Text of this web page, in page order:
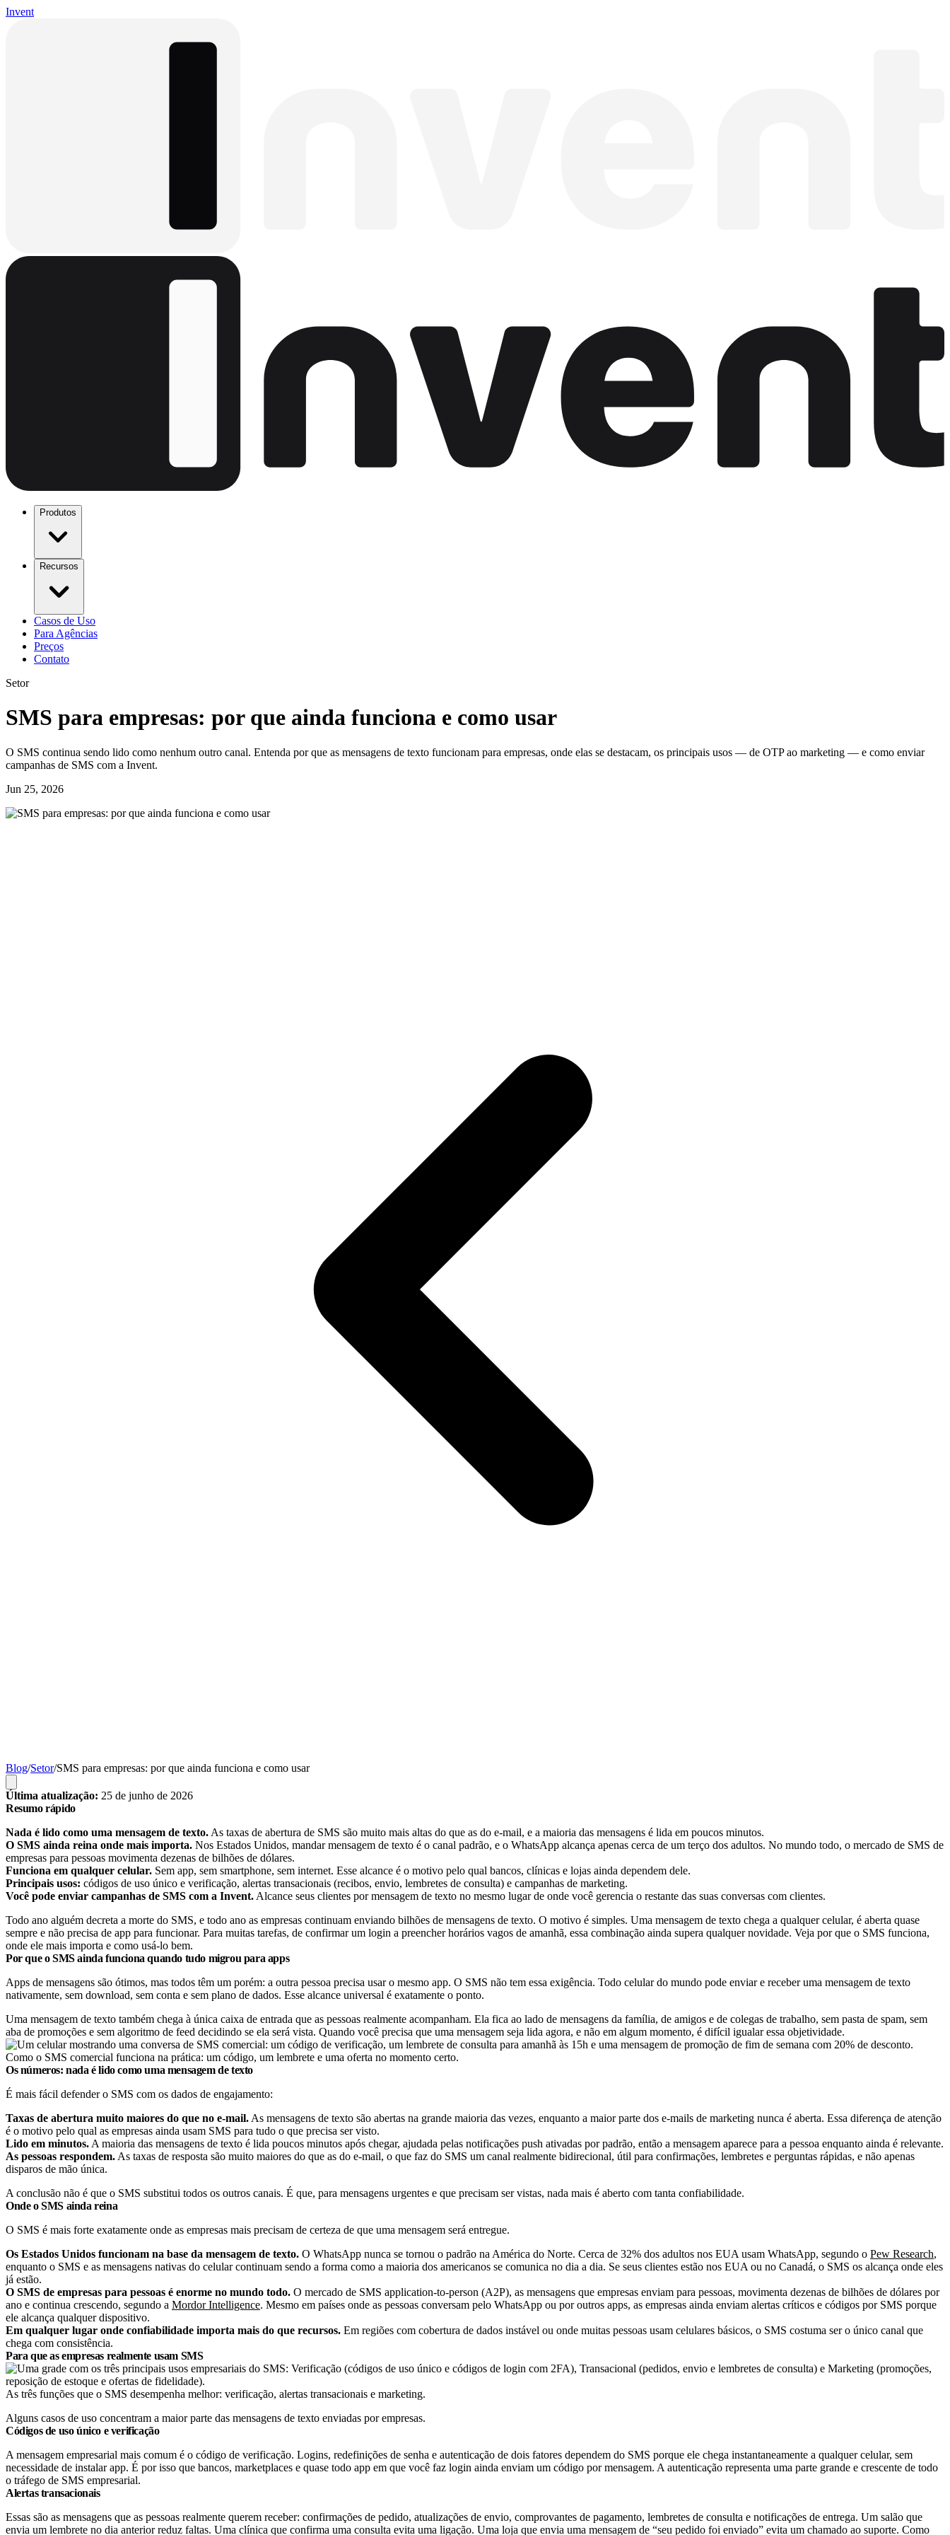
Invent
Produtos
Recursos
Casos de Uso
Para Agências
Preços
Contato
Setor
SMS para empresas: por que ainda funciona e como usar
O SMS continua sendo lido como nenhum outro canal. Entenda por que as mensagens de texto funcionam para empresas, onde elas se destacam, os principais usos — de OTP ao marketing — e como enviar
campanhas de SMS com a Invent.
Jun 25, 2026
Blog/Setor/SMS para empresas: por que ainda funciona e como usar
Última atualização: 25 de junho de 2026
Resumo rápido
Nada é lido como uma mensagem de texto. As taxas de abertura de SMS são muito mais altas do que as do e-mail, e a maioria das mensagens é lida em poucos minutos.
O SMS ainda reina onde mais importa. Nos Estados Unidos, mandar mensagem de texto é o canal padrão, e o WhatsApp alcança apenas cerca de um terço dos adultos. No mundo todo, o mercado de SMS de
empresas para pessoas movimenta dezenas de bilhões de dólares.
Funciona em qualquer celular. Sem app, sem smartphone, sem internet. Esse alcance é o motivo pelo qual bancos, clínicas e lojas ainda dependem dele.
Principais usos: códigos de uso único e verificação, alertas transacionais (recibos, envio, lembretes de consulta) e campanhas de marketing.
Você pode enviar campanhas de SMS com a Invent. Alcance seus clientes por mensagem de texto no mesmo lugar de onde você gerencia o restante das suas conversas com clientes.
Todo ano alguém decreta a morte do SMS, e todo ano as empresas continuam enviando bilhões de mensagens de texto. O motivo é simples. Uma mensagem de texto chega a qualquer celular, é aberta quase
sempre e não precisa de app para funcionar. Para muitas tarefas, de confirmar um login a preencher horários vagos de amanhã, essa combinação ainda supera qualquer novidade. Veja por que o SMS funciona,
onde ele mais importa e como usá-lo bem.
Por que o SMS ainda funciona quando tudo migrou para apps
Apps de mensagens são ótimos, mas todos têm um porém: a outra pessoa precisa usar o mesmo app. O SMS não tem essa exigência. Todo celular do mundo pode enviar e receber uma mensagem de texto
nativamente, sem download, sem conta e sem plano de dados. Esse alcance universal é exatamente o ponto.
Uma mensagem de texto também chega à única caixa de entrada que as pessoas realmente acompanham. Ela fica ao lado de mensagens da família, de amigos e de colegas de trabalho, sem pasta de spam, sem
aba de promoções e sem algoritmo de feed decidindo se ela será vista. Quando você precisa que uma mensagem seja lida agora, e não em algum momento, é difícil igualar essa objetividade.
Como o SMS comercial funciona na prática: um código, um lembrete e uma oferta no momento certo.
Os números: nada é lido como uma mensagem de texto
É mais fácil defender o SMS com os dados de engajamento:
Taxas de abertura muito maiores do que no e-mail. As mensagens de texto são abertas na grande maioria das vezes, enquanto a maior parte dos e-mails de marketing nunca é aberta. Essa diferença de atenção
é o motivo pelo qual as empresas ainda usam SMS para tudo o que precisa ser visto.
Lido em minutos. A maioria das mensagens de texto é lida poucos minutos após chegar, ajudada pelas notificações push ativadas por padrão, então a mensagem aparece para a pessoa enquanto ainda é relevante.
As pessoas respondem. As taxas de resposta são muito maiores do que as do e-mail, o que faz do SMS um canal realmente bidirecional, útil para confirmações, lembretes e perguntas rápidas, e não apenas
disparos de mão única.
A conclusão não é que o SMS substitui todos os outros canais. É que, para mensagens urgentes e que precisam ser vistas, nada mais é aberto com tanta confiabilidade.
Onde o SMS ainda reina
O SMS é mais forte exatamente onde as empresas mais precisam de certeza de que uma mensagem será entregue.
Os Estados Unidos funcionam na base da mensagem de texto. O WhatsApp nunca se tornou o padrão na América do Norte. Cerca de 32% dos adultos nos EUA usam WhatsApp, segundo o Pew Research,
enquanto o SMS e as mensagens nativas do celular continuam sendo a forma como a maioria dos americanos se comunica no dia a dia. Se seus clientes estão nos EUA ou no Canadá, o SMS os alcança onde eles
já estão.
O SMS de empresas para pessoas é enorme no mundo todo. O mercado de SMS application-to-person (A2P), as mensagens que empresas enviam para pessoas, movimenta dezenas de bilhões de dólares por
ano e continua crescendo, segundo a Mordor Intelligence. Mesmo em países onde as pessoas conversam pelo WhatsApp ou por outros apps, as empresas ainda enviam alertas críticos e códigos por SMS porque
ele alcança qualquer dispositivo.
Em qualquer lugar onde confiabilidade importa mais do que recursos. Em regiões com cobertura de dados instável ou onde muitas pessoas usam celulares básicos, o SMS costuma ser o único canal que
chega com consistência.
Para que as empresas realmente usam SMS
As três funções que o SMS desempenha melhor: verificação, alertas transacionais e marketing.
Alguns casos de uso concentram a maior parte das mensagens de texto enviadas por empresas.
Códigos de uso único e verificação
A mensagem empresarial mais comum é o código de verificação. Logins, redefinições de senha e autenticação de dois fatores dependem do SMS porque ele chega instantaneamente a qualquer celular, sem
necessidade de instalar app. É por isso que bancos, marketplaces e quase todo app em que você faz login ainda enviam um código por mensagem. A autenticação representa uma parte grande e crescente de todo
o tráfego de SMS empresarial.
Alertas transacionais
Essas são as mensagens que as pessoas realmente querem receber: confirmações de pedido, atualizações de envio, comprovantes de pagamento, lembretes de consulta e notificações de entrega. Um salão que
envia um lembrete no dia anterior reduz faltas. Uma clínica que confirma uma consulta evita uma ligação. Uma loja que envia uma mensagem de “seu pedido foi enviado” evita um chamado ao suporte. Como